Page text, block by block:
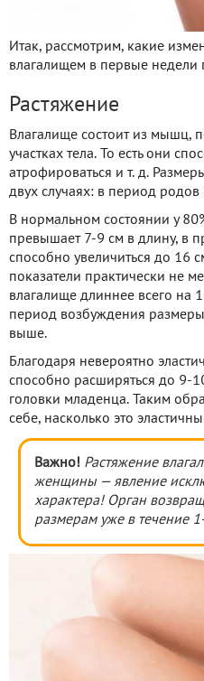
Итак, рассмотрим, какие
влагалищем в первые
Растяжение
Влагалище состоит из мышц,
участках тела. То есть они
атрофироваться и т. д.
двух случаях: в период
В нормальном состоянии у
превышает 7-9 см в длину, в
способно увеличиться до 16
показатели практически не
влагалище длиннее всего на
период возбуждения
выше.
Благодаря невероятно
способно расширяться до 9-
головки младенца. Таким
себе, насколько это
Важно! Растяжение
женщины — явление
характера! Орган
размерам уже в течение